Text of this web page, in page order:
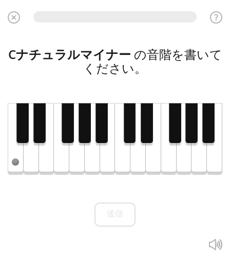
Cナチュラルマイナー の音階を書いて
ください。
送信